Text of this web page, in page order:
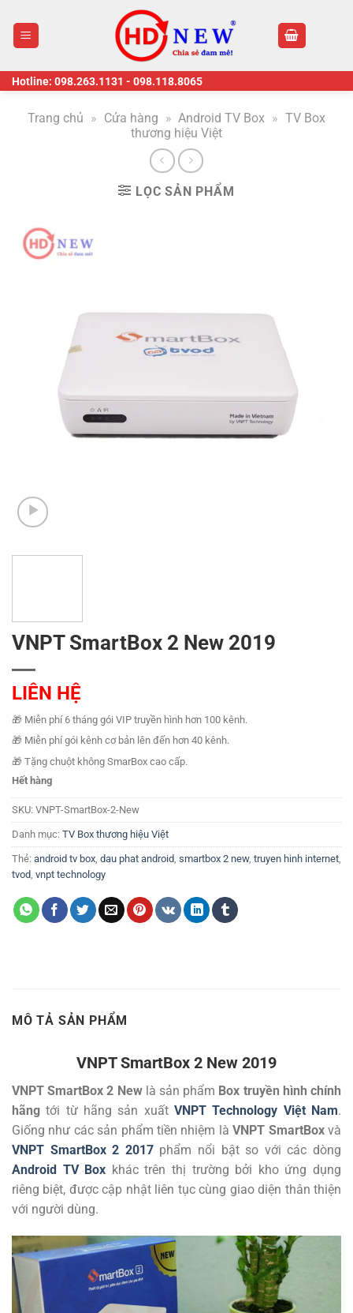
content
Hotline: 098.263.1131 - 098.118.8065
Trang chủ » Cửa hàng » Android TV Box » TV Box
thương hiệu Việt
LỌC SẢN PHẨM
VNPT SmartBox 2 New 2019
LIÊN HỆ
🎁 Miễn phí 6 tháng gói VIP truyền hình hơn 100 kênh.
🎁 Miễn phí gói kênh cơ bản lên đến hơn 40 kênh.
🎁 Tặng chuột không SmarBox cao cấp.
Hết hàng
SKU: VNPT-SmartBox-2-New
Danh mục: TV Box thương hiệu Việt
Thẻ: android tv box dau phat android smartbox 2 new, truyen hinh internet
tvod vnpt technology
MÔ TẢ SẢN PHẨM
VNPT SmartBox 2 New 2019
VNPT SmartBox 2 Newlà sản phẩm Box truyền hình chính
hãng tới từ hãng sản xuất VNPT Technology Việt Nam.
Giống như các sản phẩm tiền nhiệm làVNPT SmartBoxvà
VNPT SmartBox 2 2017phẩm nổi bật so với các dòng
Android TV Box khác trên thị trường bởi kho ứng dụng
riêng biệt, được cập nhật liên tục cùng giao diện thân thiện
với người dùng.